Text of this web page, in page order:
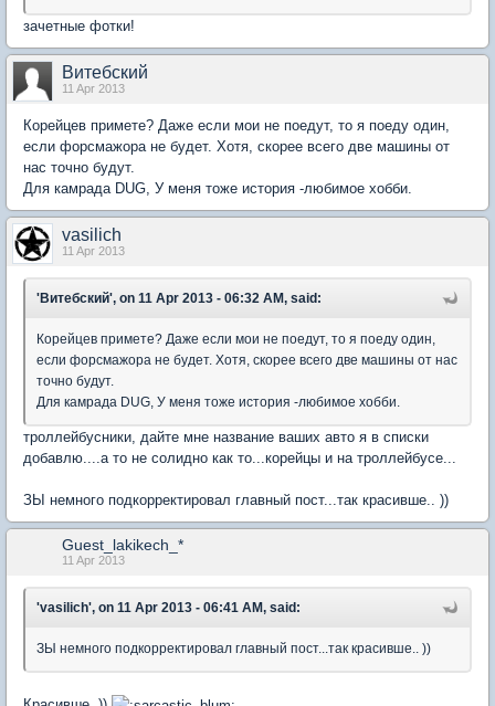
зачетные фотки!
Витебский
11 Apr 2013
Корейцев примете? Даже если мои не поедут, то я поеду один,
если форсмажора не будет. Хотя, скорее всего две машины от
нас точно будут.
Для камрада DUG, У меня тоже история -любимое хобби.
vasilich
11 Apr 2013
'Витебский', on 11 Apr 2013 - 06:32 AM, said:
Корейцев примете? Даже если мои не поедут, то я поеду один,
если форсмажора не будет. Хотя, скорее всего две машины от нас
точно будут.
Для камрада DUG, У меня тоже история -любимое хобби.
троллейбусники, дайте мне название ваших авто я в списки
добавлю....а то не солидно как то...корейцы и на троллейбусе...
ЗЫ немного подкорректировал главный пост...так красивше.. ))
Guest_lakikech_*
11 Apr 2013
'vasilich', on 11 Apr 2013 - 06:41 AM, said:
ЗЫ немного подкорректировал главный пост...так красивше.. ))